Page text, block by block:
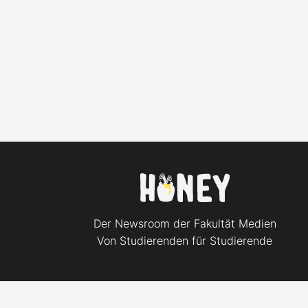
Der Newsroom der Fakultät Medien
Von Studierenden für Studierende